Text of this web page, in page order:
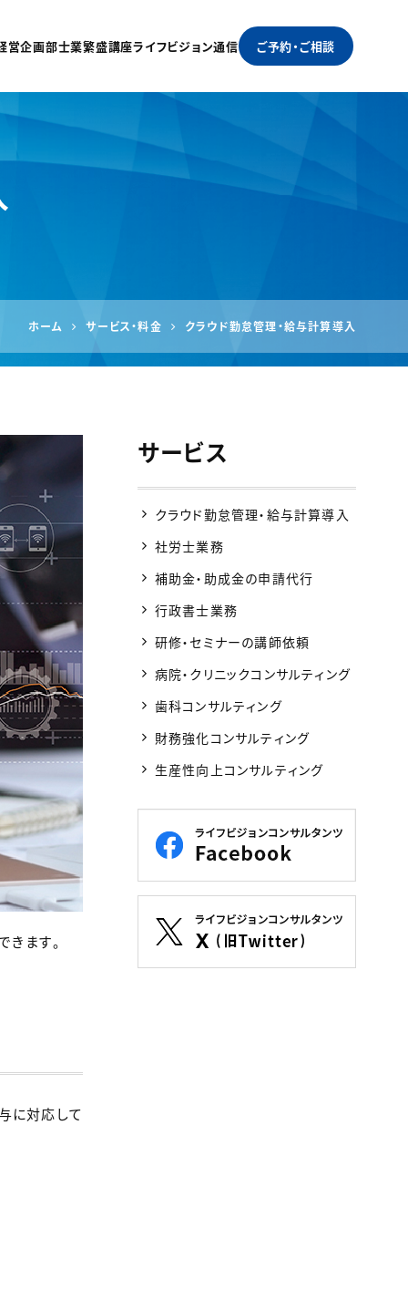
営企画部士業繁盛講座ライフビジョン通信 ご予約・ご相談
ホーム サービス・料金 クラウド勤怠管理・給与計算導入
ます。
に対応して
サービス
クラウド勤怠管理・給与計算導入
社労士業務
補助金・助成金の申請代行
行政書士業務
研修・セミナーの講師依頼
病院・クリニックコンサルティング
歯科コンサルティング
財務強化コンサルティング
生産性向上コンサルティング